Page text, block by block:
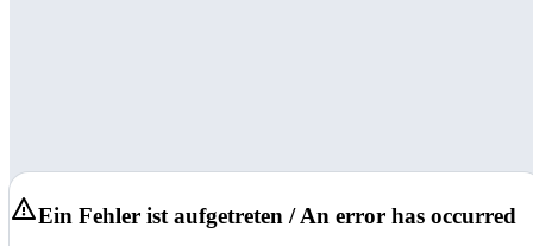
Ein Fehler ist aufgetreten / An error has occurred